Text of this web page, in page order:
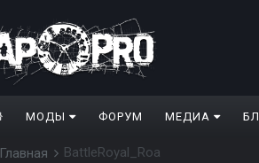
МОДЫ ФОРУМ МЕДИА
Главная BattleRoyal_Roa